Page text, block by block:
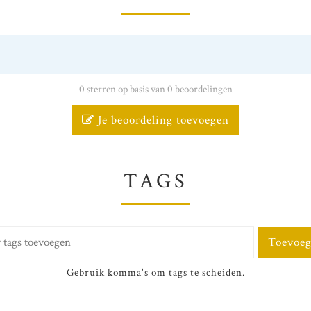
0 sterren op basis van 0 beoordelingen
Je beoordeling toevoegen
TAGS
Gebruik komma's om tags te scheiden.